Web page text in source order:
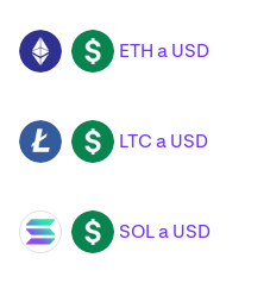
ETH USD ETH a USD
LTC USD LTC a USD
SOL USD SOL a USD